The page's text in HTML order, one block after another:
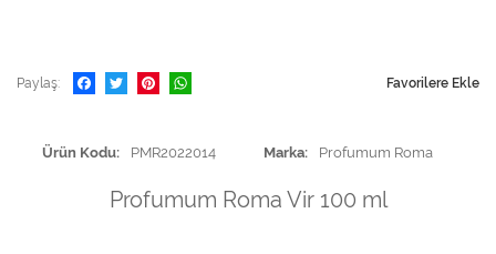
Paylaş Favorilere Ekle
Ürün Kodu PMR2022014 Marka Profumum Roma
Profumum Roma Vir 100 ml